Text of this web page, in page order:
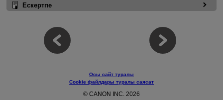
Ескертпе
Осы сайт туралы
Cookie файлдары туралы саясат
© CANON INC. 2026